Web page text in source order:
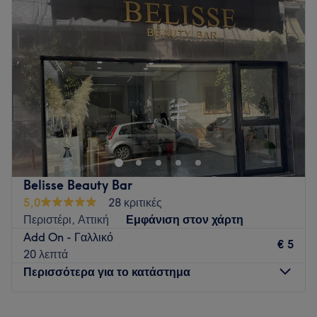
Τετάρτη
10:00
Πέμπτη
10:00
Παρασκευή
10:00–20:00
Σάββατο
09:00
15:00
Κυριακή
Κλειστό
Το Nail'dit by effie βρισκεται στο περιστερι κοντα στο
σταθμο μετρο του αγ.αντωνιου και στο δημαρχειο
περιστεριου σ ενα χωρο ομορφο οπου περιμενει ολες και
ολους για να σας προσφερει μια υπεροχη εμπειρια!
Go to venue
Belisse Beauty Bar
5,0
28 κριτικές
Περιστέρι, Αττική
Εμφάνιση στον χάρτη
Add On - Γαλλικό
20 λεπτά
€ 5
Περισσότερα για το κατάστημα